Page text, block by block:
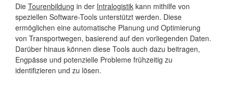
Die Tourenbildung in der Intralogistik kann mithilfe von
speziellen Software-Tools unterstützt werden. Diese
ermöglichen eine automatische Planung und Optimierung
von Transportwegen, basierend auf den vorliegenden Daten.
Darüber hinaus können diese Tools auch dazu beitragen,
Engpässe und potenzielle Probleme frühzeitig zu
identifizieren und zu lösen.